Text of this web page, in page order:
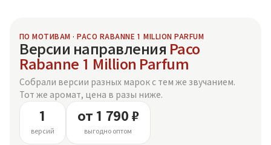
ПО МОТИВАМ · PACO RABANNE 1 MILLION PARFUM
Версии направления Paco
Rabanne 1 Million Parfum
Собрали версии разных марок с тем же звучанием.
Тот же аромат, цена в разы ниже.
1
версий
от 1 790 ₽
выгодно оптом